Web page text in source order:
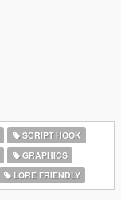
SCRIPT HOOK
GRAPHICS
LORE FRIENDLY